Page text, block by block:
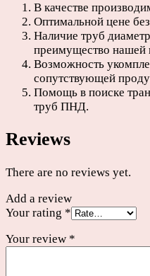
В качестве
Оптимальной цене
Наличие труб
преимущество нашей
Возможность
сопутствующей
Помощь в поиске
труб ПНД.
Reviews
There are no reviews yet.
Add a review
Your rating *
Your review *